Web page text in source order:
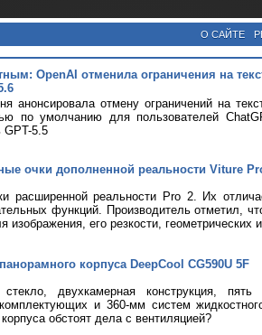
О САЙТЕ
OpenAI отменила ограничения на
анонсировала отмену ограничений на
по умолчанию для пользователей
GPT-5.5
очки дополненной реальности Viture
расширенной реальности Pro 2. Их
функций. Производитель отметил,
изображения, его резкости, геометрических
корпуса DeepCool CG590U 5F
стекло, двухкамерная конструкция, пять
и 360-мм систем
обстоят дела с вентиляцией?